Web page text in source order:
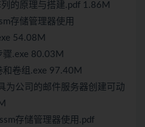
的原理与搭建.pdf 1.86M
存储管理器使用
54.08M
.exe 80.03M
卷组.exe 97.40M
为公司的邮件服务器创建可动
存储管理器使用.pdf